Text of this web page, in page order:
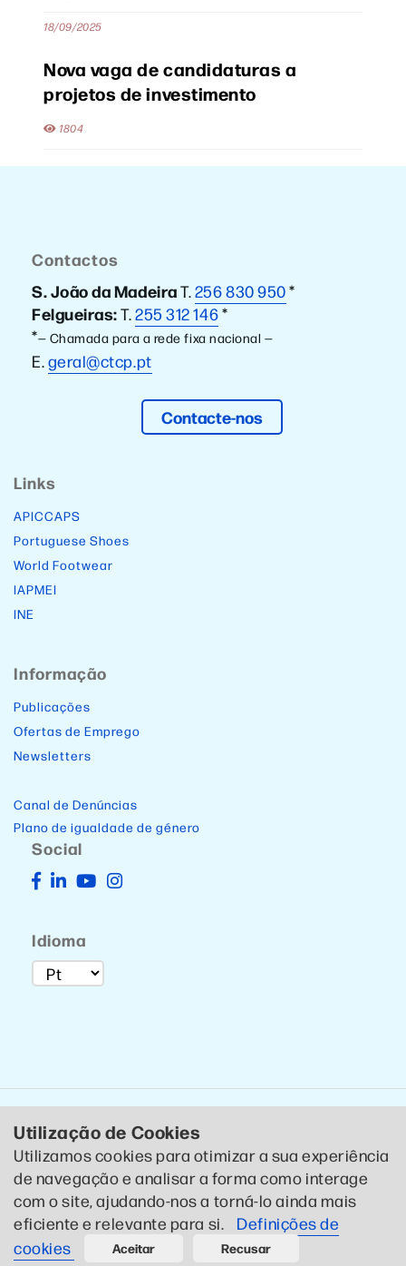
18/09/2025
Nova vaga de candidaturas a
projetos de investimento
1804
Contactos
S. João da MadeiraT.256 830 950*
Felgueiras:T.255 312 146*
*— Chamada para a rede fixa nacional —
E.geral@ctcp.pt
Contacte-nos
Links
APICCAPS
Portuguese Shoes
World Footwear
IAPMEI
INE
Informação
Publicações
Ofertas de Emprego
Newsletters
Canal de Denúncias
Plano de igualdade de género
Social
Idioma
© 2020 CTCP . Todos os direitos reservados . Política de
Privacidade
Designed by CTCP Criativo
Utilização de Cookies
Utilizamos cookies para otimizar a sua experiência
de navegação e analisar a forma como interage
com o site, ajudando-nos a torná-lo ainda mais
eficiente e relevante para si. Definições de
cookies